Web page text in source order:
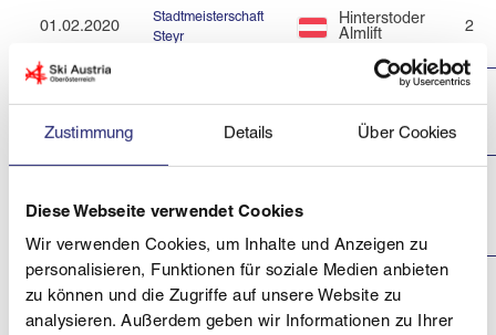
Zustimmung Details Über Cookies
Diese Webseite verwendet Cookies
Wir verwenden Cookies, um Inhalte und Anzeigen zu
personalisieren, Funktionen für soziale Medien anbieten
zu können und die Zugriffe auf unsere Website zu
analysieren. Außerdem geben wir Informationen zu Ihrer
01.02.2020
Stadtmeisterschaft
Steyr
Hinterstoder
Almlift
2
ASVÖ Trophy
& Snow Trail
27.01.2019
Kaiser Ennstalcup
27.01.2019
2. Lauf Erw. Sport
Kaiser Ennstalcup
2019
Lackenhof